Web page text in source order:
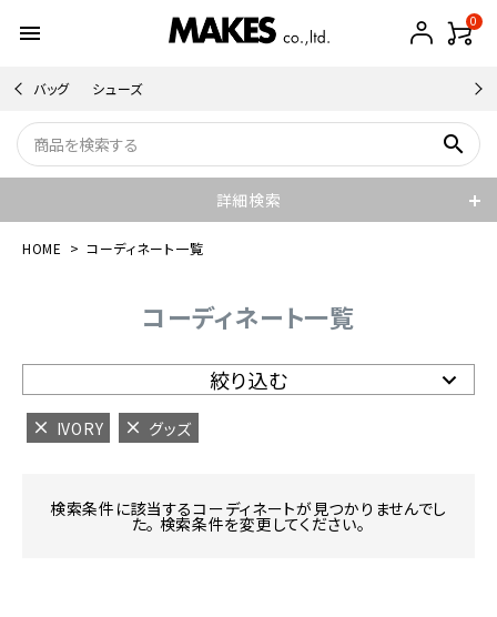
menu 0
バッグ シューズ
search
詳細検索
HOME コーディネート一覧
コーディネート一覧
絞り込む
IVORY グッズ
検索条件に該当するコーディネートが見つかりませんでし
た。 検索条件を変更してください。